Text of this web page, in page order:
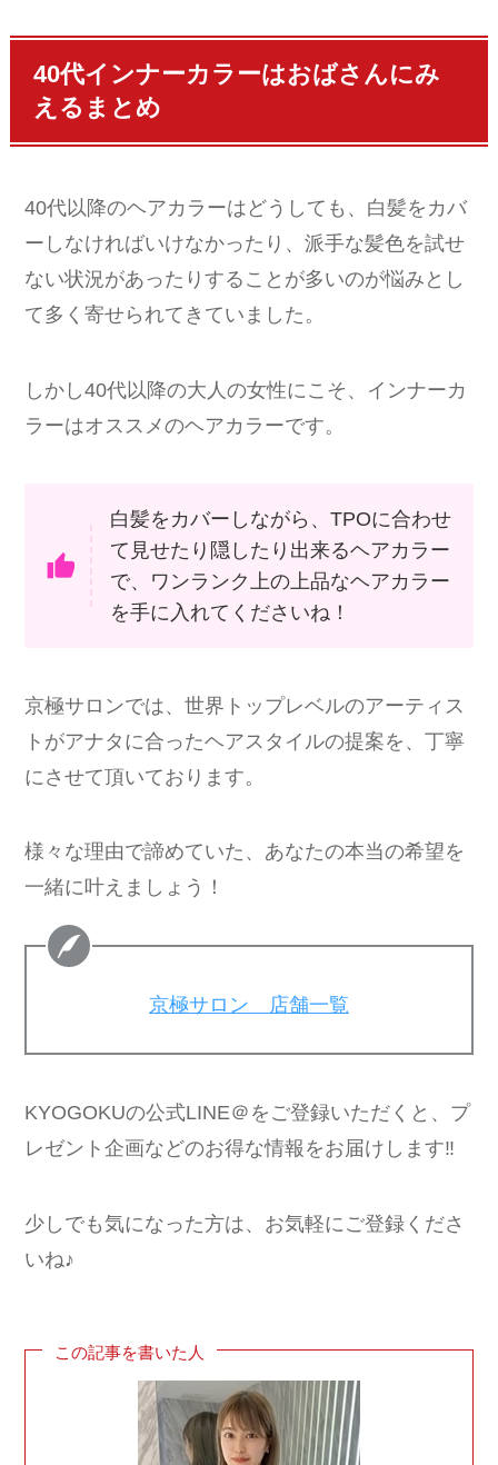
40代インナーカラーはおばさんにみ
えるまとめ
40代以降のヘアカラーはどうしても、白髪をカバ
ーしなければいけなかったり、派手な髪色を試せ
ない状況があったりすることが多いのが悩みとし
て多く寄せられてきていました。
しかし40代以降の大人の女性にこそ、インナーカ
ラーはオススメのヘアカラーです。
白髪をカバーしながら、TPOに合わせ
て見せたり隠したり出来るヘアカラー
で、ワンランク上の上品なヘアカラー
を手に入れてくださいね！
京極サロンでは、世界トップレベルのアーティス
トがアナタに合ったヘアスタイルの提案を、丁寧
にさせて頂いております。
様々な理由で諦めていた、あなたの本当の希望を
一緒に叶えましょう！
京極サロン 店舗一覧
KYOGOKUの公式LINE＠をご登録いただくと、プ
レゼント企画などのお得な情報をお届けします‼
少しでも気になった方は、お気軽にご登録くださ
いね♪
この記事を書いた人